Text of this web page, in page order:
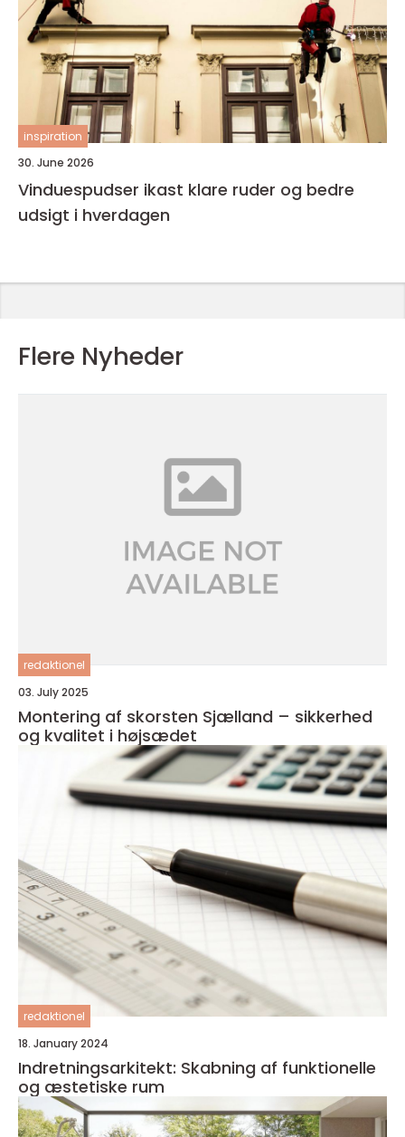
inspiration
30. June 2026
Vinduespudser ikast klare ruder og bedre
udsigt i hverdagen
Flere Nyheder
redaktionel
03. July 2025
Montering af skorsten Sjælland – sikkerhed
og kvalitet i højsædet
redaktionel
18. January 2024
Indretningsarkitekt: Skabning af funktionelle
og æstetiske rum